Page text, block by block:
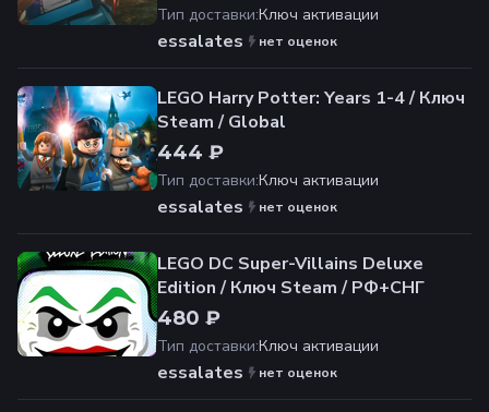
Тип доставки:Ключ активации
essalates нет оценок
LEGO Harry Potter: Years 1-4 / Ключ
Steam / Global
444 ₽
Тип доставки:Ключ активации
essalates нет оценок
LEGO DC Super-Villains Deluxe
Edition / Ключ Steam / РФ+СНГ
480 ₽
Тип доставки:Ключ активации
essalates нет оценок